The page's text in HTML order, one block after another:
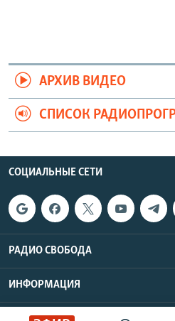
АРХИВ ВИДЕО
СПИСОК
СОЦИАЛЬНЫЕ СЕТИ
РАДИО СВОБОДА
ИНФОРМАЦИЯ